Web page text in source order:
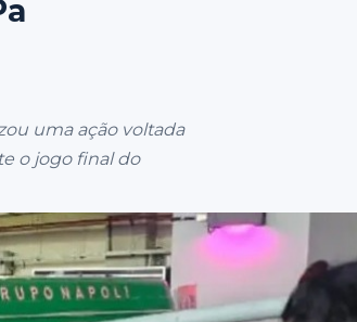
uma ação voltada
o jogo final do